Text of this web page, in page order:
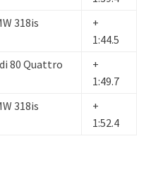
318is
+
1:44.5
80 Quattro
+
1:49.7
318is
+
1:52.4